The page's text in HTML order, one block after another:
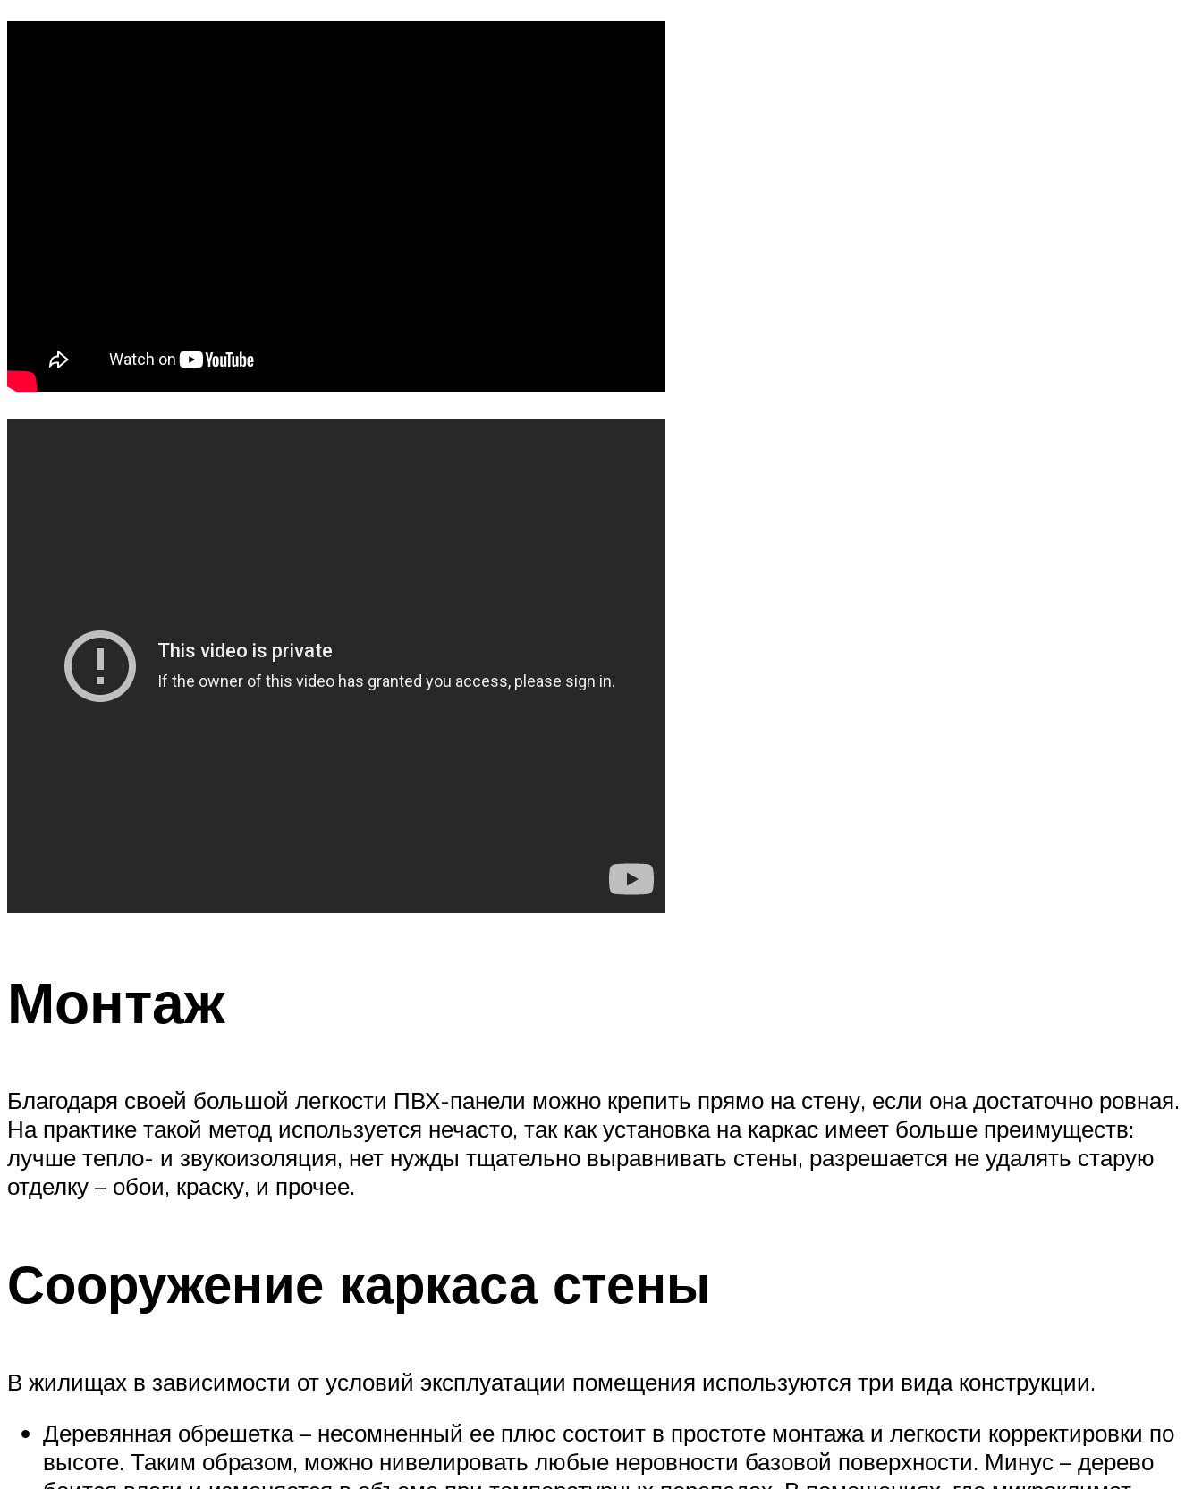
Монтаж
Благодаря своей большой легкости ПВХ-панели можно крепить прямо на стену, если она достаточно ровная.
На практике такой метод используется нечасто, так как установка на каркас имеет больше преимуществ:
лучше тепло- и звукоизоляция, нет нужды тщательно выравнивать стены, разрешается не удалять старую
отделку – обои, краску, и прочее.
Сооружение каркаса стены
В жилищах в зависимости от условий эксплуатации помещения используются три вида конструкции.
Деревянная обрешетка – несомненный ее плюс состоит в простоте монтажа и легкости корректировки по
высоте. Таким образом, можно нивелировать любые неровности базовой поверхности. Минус – дерево